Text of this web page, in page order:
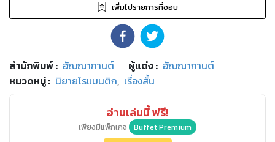
เพิ่มไปรายการที่ชอบ
สำนักพิมพ์: อัณณากานต์ ผู้แต่ง : อัณณากานต์
หมวดหมู่: นิยายโรแมนติก, เรื่องสั้น
อ่านเล่มนี้ ฟรี!
เพียงมีแพ็กเกจ Buffet Premium